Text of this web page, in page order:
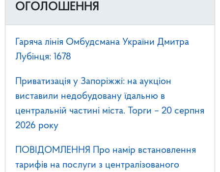
ОГОЛОШЕННЯ
Гаряча лінія Омбудсмана України Дмитра
Лубінця: 1678
Приватизація у Запоріжжі: на аукціон
виставили недобудовану їдальню в
центральній частині міста. Торги – 20 серпня
2026 року
ПОВІДОМЛЕННЯ Про намір встановлення
тарифів на послуги з централізованого